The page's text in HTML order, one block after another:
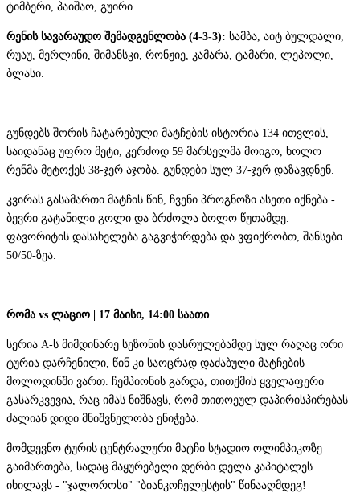
ტიმბერი, პაიშაო, გუირი.
რენის სავარაუდო შემადგენლობა (4-3-3): სამბა, აიტ ბულდალი,
რუაუ, მერლინი, შიმანსკი, რონჟიე, კამარა, ტამარი, ლეპოლი,
ბლასი.
გუნდებს შორის ჩატარებული მატჩების ისტორია 134 ითვლის,
საიდანაც უფრო მეტი, კერძოდ 59 მარსელმა მოიგო, ხოლო
რენმა მეტოქეს 38-ჯერ აჯობა. გუნდები სულ 37-ჯერ დაზავდნენ.
კვირას გასამართი მატჩის წინ, ჩვენი პროგნოზი ასეთი იქნება -
ბევრი გატანილი გოლი და ბრძოლა ბოლო წუთამდე.
ფავორიტის დასახელება გაგვიჭირდება და ვფიქრობთ, შანსები
50/50-ზეა.
რომა vs ლაციო | 17 მაისი, 14:00 საათი
სერია A-ს მიმდინარე სეზონის დასრულებამდე სულ რაღაც ორი
ტურია დარჩენილი, წინ კი საოცრად დაძაბული მატჩების
მოლოდინში ვართ. ჩემპიონის გარდა, თითქმის ყველაფერი
გასარკვევია, რაც იმას ნიშნავს, რომ თითოეულ დაპირისპირებას
ძალიან დიდი მნიშვნელობა ენიჭება.
მომდევნო ტურის ცენტრალური მატჩი სტადიო ოლიმპიკოზე
გაიმართება, სადაც მაყურებელი დერბი დელა კაპიტალეს
იხილავს - "ჯალოროსი" "ბიანკოჩელესტის" წინააღმდეგ!